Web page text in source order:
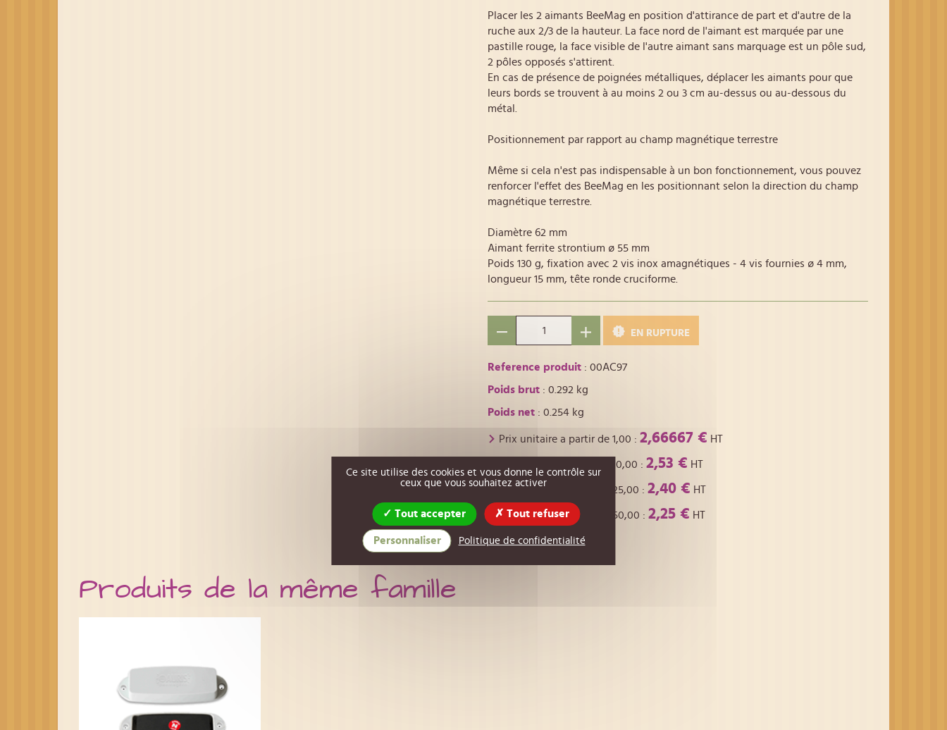
Placer les 2 aimants BeeMag en position d'attirance de part et d'autre de la
ruche aux 2/3 de la hauteur. La face nord de l'aimant est marquée par une
pastille rouge, la face visible de l'autre aimant sans marquage est un pôle sud,
2 pôles opposés s'attirent.
En cas de présence de poignées métalliques, déplacer les aimants pour que
leurs bords se trouvent à au moins 2 ou 3 cm au-dessus ou au-dessous du
métal.
Positionnement par rapport au champ magnétique terrestre
Même si cela n'est pas indispensable à un bon fonctionnement, vous pouvez
renforcer l'effet des BeeMag en les positionnant selon la direction du champ
magnétique terrestre.
Diamètre 62 mm
Aimant ferrite strontium ø 55 mm
Poids 130 g, fixation avec 2 vis inox amagnétiques - 4 vis fournies ø 4 mm,
longueur 15 mm, tête ronde cruciforme.
EN RUPTURE
Reference produit : 00AC97
Poids brut : 0.292 kg
Poids net : 0.254 kg
Prix unitaire a partir de 1,00 : 2,66667 € HT
10,00 : 2,53 € HT
Prix unitaire a partir de 25,00 : 2,40 € HT
Prix unitaire a partir de 50,00 : 2,25 € HT
Produits de la même famille
Ce site utilise des cookies et vous donne le contrôle sur
ceux que vous souhaitez activer
Tout accepter Tout refuser
Personnaliser Politique de confidentialité